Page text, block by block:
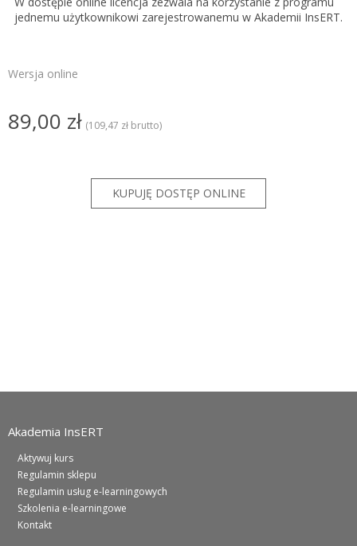
jednemu użytkownikowi zarejestrowanemu w Akademii InsERT.
Wersja online
89,00 zł (109,47 zł brutto)
Akademia InsERT
Aktywuj kurs
Regulamin sklepu
Regulamin usług e-learningowych
Szkolenia e-learningowe
Kontakt